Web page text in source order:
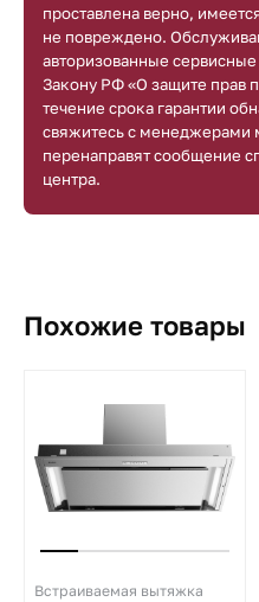
проставлена верно,
не повреждено.
авторизованные
Закону РФ «О защите прав
течение срока гарантии
свяжитесь с менеджерами
перенаправят сообщение
центра.
Похожие товары
Встраиваемая вытяжка